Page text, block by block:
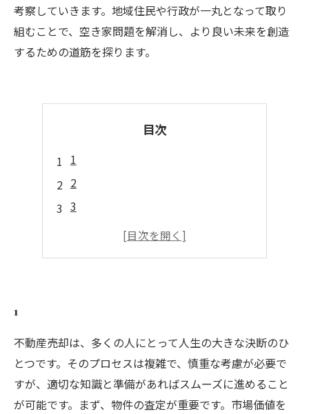
考察していきます。地域住民や行政が一丸となって取り
組むことで、空き家問題を解消し、より良い未来を創造
するための道筋を探ります。
目次
1
2
3
1
不動産売却は、多くの人にとって人生の大きな決断のひ
とつです。そのプロセスは複雑で、慎重な考慮が必要で
すが、適切な知識と準備があればスムーズに進めること
が可能です。まず、物件の査定が重要です。市場価値を